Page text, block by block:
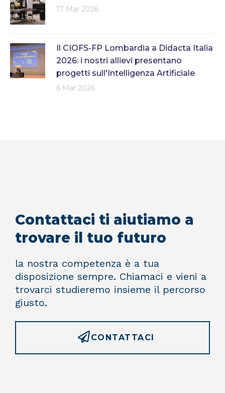
17 Mar 2026
Il CIOFS-FP Lombardia a Didacta Italia
2026: i nostri allievi presentano
progetti sull'Intelligenza Artificiale
6 Mar 2026
Contattaci ti aiutiamo a
trovare il tuo futuro
la nostra competenza è a tua
disposizione sempre. Chiamaci e vieni a
trovarci studieremo insieme il percorso
giusto.
CONTATTACI